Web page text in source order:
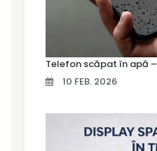
10 FEB. 2026